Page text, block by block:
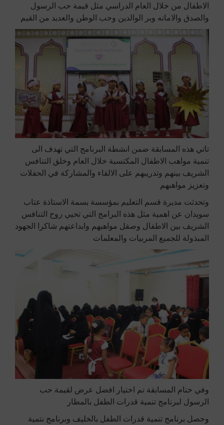
الاطفال من خلال العام الدراسي مثل قيمة حب الرسول
والصدق والامانه وبر الوالدين وحب الوطن والعديد من القيم
تاتي هذه المسابقة ضمن انشطة البرنامج التي تهدف الى
تنمية مواهب الاطفال المكتسبة خلال العام وخلق التنافس
الشريف بينهم وتدريبهم على الالقاء والمشاركة في الحفلات
وتعزيز مواهبهم
وتحدثت مديرة قسم التعليم بمؤسسة بسمة الاستاذة عتاب
سويدان عن اهمية مثل هذه البرامج التي تحيي روح التنافس
الشريف بين الاطفال وصقل مواهبهم وابداعتهم شاكرا الجهود
المبذولة للجميع المربيات والمعلمات
وفي ختام المسابقة تم اختيار افضل عرض لقيمة حب
الرسول لبرنامج تنمية قدرات الطفل بالمطار
وحصل برنامج تنمية قدرات الطفل بالخليف وبرنامج نتمية